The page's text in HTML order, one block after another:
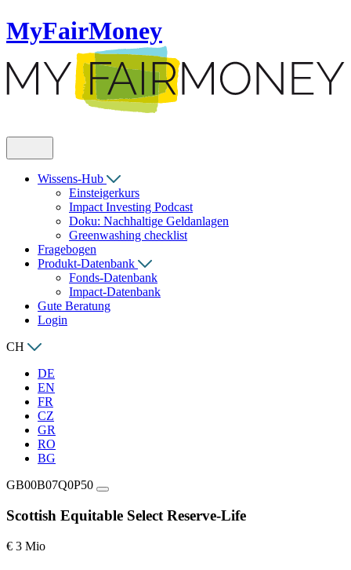
MyFairMoney
Wissens-Hub
Einsteigerkurs
Impact Investing Podcast
Doku: Nachhaltige Geldanlagen
Greenwashing checklist
Fragebogen
Produkt-Datenbank
Fonds-Datenbank
Impact-Datenbank
Gute Beratung
Login
CH
DE
EN
FR
CZ
GR
RO
BG
GB00B07Q0P50
Scottish Equitable Select Reserve-Life
€ 3 Mio